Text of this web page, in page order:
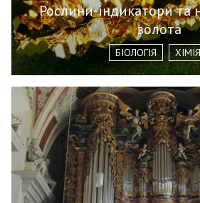
Рослини-індикатори та
золота
БІОЛОГІЯ ХІМІЯ